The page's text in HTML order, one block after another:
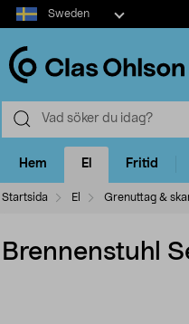
Select
market
Sweden
Hem El Fritid
Startsida El Grenuttag &
Brennenstuhl